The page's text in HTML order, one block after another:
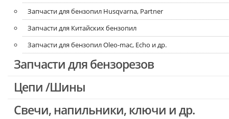
Запчасти для бензопил Husqvarna, Partner
Запчасти для Китайских бензопил
Запчасти для бензопил Oleo-mac, Echo и др.
Запчасти для бензорезов
Цепи /Шины
Свечи, напильники, ключи и др.